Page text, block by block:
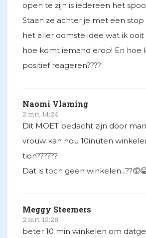
open te zijn is iedereen het
Staan ze achter je met een stop
het aller domste idee wat ik
hoe komt iemand erop! En hoe
positief reageren????
Naomi Vlaming
2 mrt, 14:24
Dit MOET bedacht zijn door
vrouw kan nou 10inuten
tion??????
Dat is toch geen
Meggy Steemers
2 mrt, 12:28
beter 10 min winkelen om